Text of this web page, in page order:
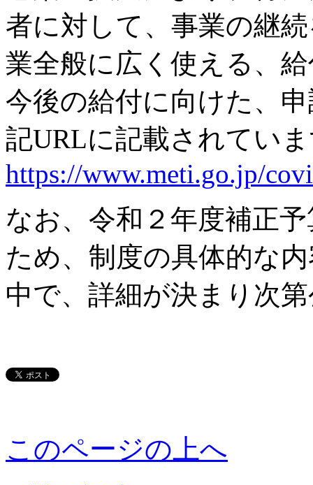
者に対して、事業の継
業全般に広く使える、
今後の給付に向けた、
記URLに記載されてい
https://www.meti.go.jp/
なお、令和２年度補正
ため、制度の具体的な
中で、詳細が決まり次
このページの上へ